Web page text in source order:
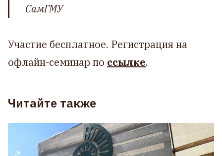
СамГМУ
Участие бесплатное. Регистрация на
офлайн-семинар по ссылке.
Читайте также